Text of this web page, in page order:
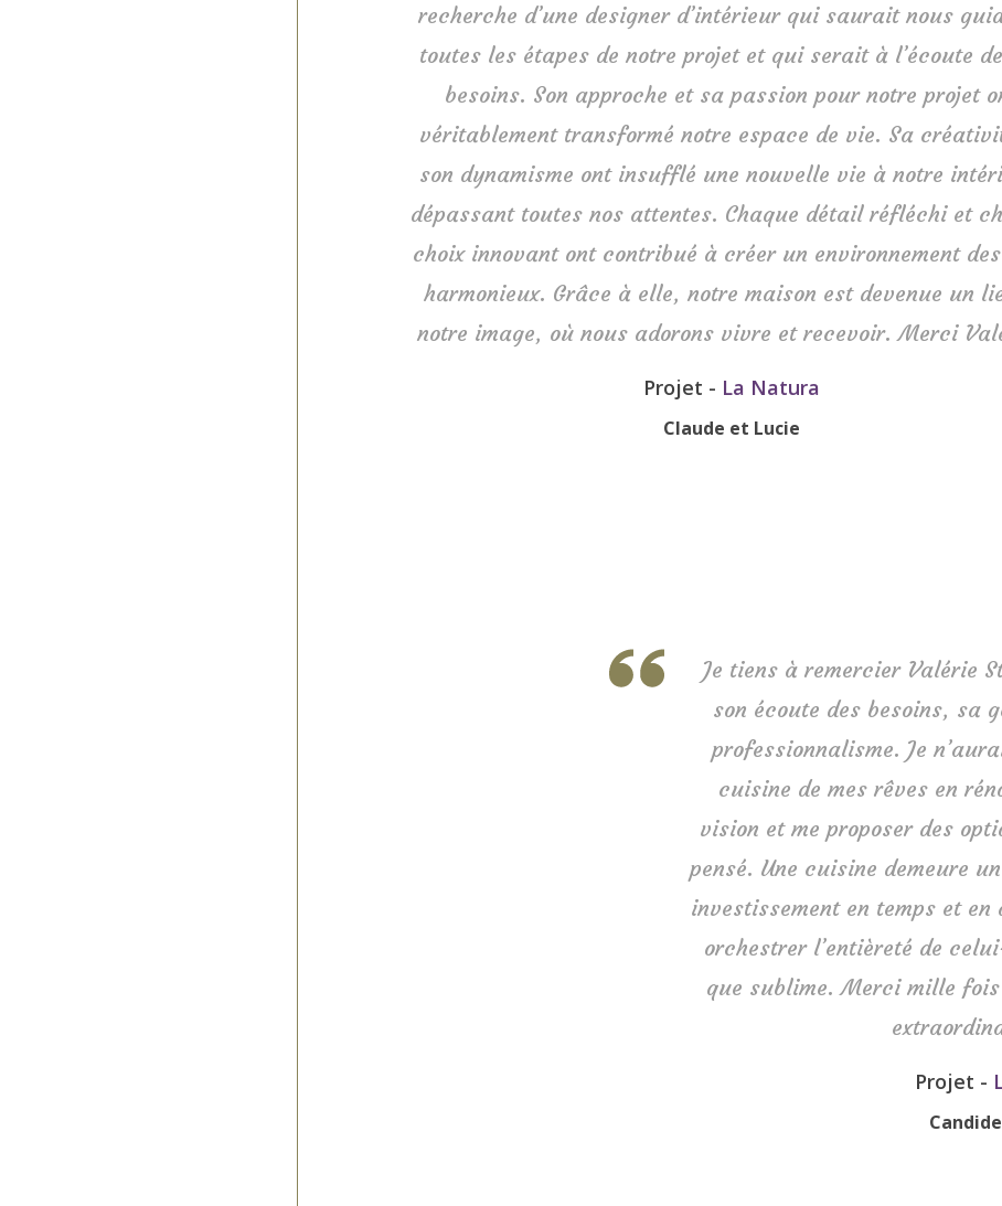
recherche d’une designer d’intérieur qui saurait nous
toutes les étapes de notre projet et qui serait à l’écoute
besoins. Son approche et sa passion pour notre projet
véritablement transformé notre espace de vie. Sa
son dynamisme ont insufflé une nouvelle vie à notre
dépassant toutes nos attentes. Chaque détail réfléchi et
choix innovant ont contribué à créer un environnement
harmonieux. Grâce à elle, notre maison est devenue un
notre image, où nous adorons vivre et recevoir. Merci
Projet - La Natura
Claude et Lucie
Je tiens à remercier Valérie
son écoute des besoins, sa
professionnalisme. Je
cuisine de mes rêves en
vision et me proposer des
pensé. Une cuisine demeure
investissement en temps et
orchestrer l’entièreté de
que sublime. Merci mille
Projet -